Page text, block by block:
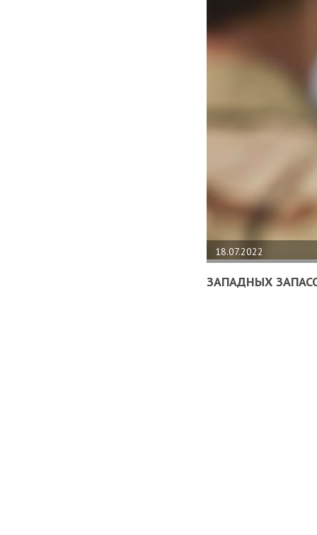
18.07.2022
ЗАПАДНЫХ